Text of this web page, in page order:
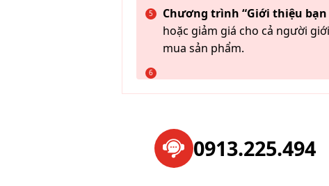
Chương trình “Giới thiệu bạn
hoặc giảm giá cho cả người
mua sản phẩm.
0913.225.494